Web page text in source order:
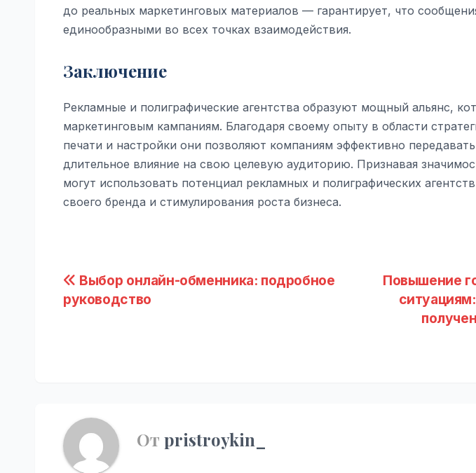
до реальных маркетинговых материалов — гарантирует, что
единообразными во всех точках взаимодействия.
Заключение
Рекламные и полиграфические агентства образуют мощный альянс,
маркетинговым кампаниям. Благодаря своему опыту в области
печати и настройки они позволяют компаниям эффективно
длительное влияние на свою целевую аудиторию. Признавая
могут использовать потенциал рекламных и полиграфических
своего бренда и стимулирования роста бизнеса.
Навигация
по
Повышение
Выбор онлайн-обменника: подробное
руководство
От pristroykin_